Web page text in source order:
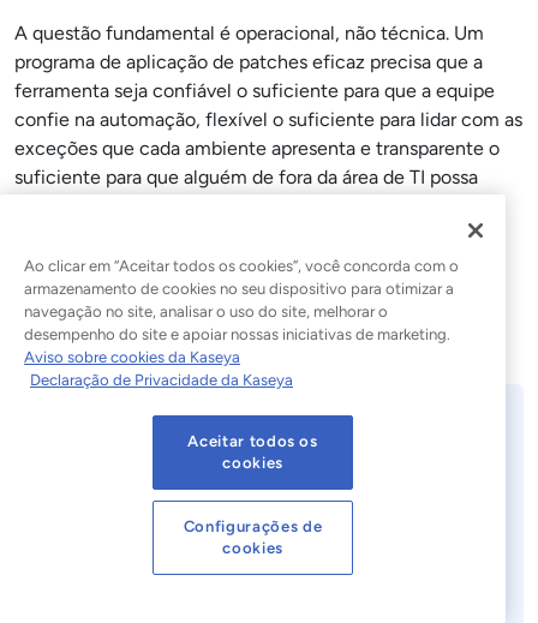
A questão fundamental é operacional, não técnica. Um
programa de aplicação de patches eficaz precisa que a
ferramenta seja confiável o suficiente para que a equipe
confie na automação, flexível o suficiente para lidar com as
exceções que cada ambiente apresenta e transparente o
suficiente para que alguém de fora da área de TI possa
briefing de design para o recurso de aplicação de patches
da Kaseya.
Uma plataforma
completa para gestão de
TI e segurança
Kaseya 365 a solução completa para
Ao clicar em “Aceitar todos os cookies”, você concorda com o
armazenamento de cookies no seu dispositivo para otimizar a
navegação no site, analisar o uso do site, melhorar o
desempenho do site e apoiar nossas iniciativas de marketing.
Aviso sobre cookies da Kaseya
Declaração de Privacidade da Kaseya
Aceitar todos os
cookies
Configurações de
cookies